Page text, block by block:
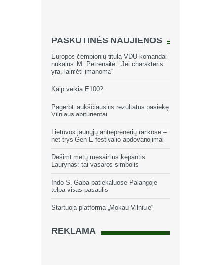
PASKUTINĖS NAUJIENOS
Europos čempionių titulą VDU komandai
nukalusi M. Petrėnaitė: „Jei charakteris
yra, laimėti įmanoma“
Kaip veikia E100?
Pagerbti aukščiausius rezultatus pasiekę
Vilniaus abiturientai
Lietuvos jaunųjų antreprenerių rankose –
net trys Gen-E festivalio apdovanojimai
Dešimt metų mėsainius kepantis
Laurynas: tai vasaros simbolis
Indo S. Gaba patiekaluose Palangoje
telpa visas pasaulis
Startuoja platforma „Mokau Vilniuje“
REKLAMA